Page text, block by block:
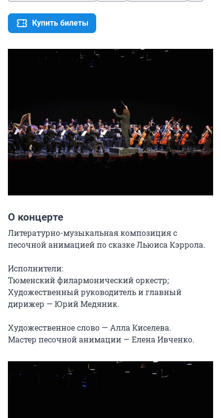
Купить билеты
О концерте
Литературно-музыкальная композиция с
песочной анимацией по сказке Льюиса Кэррола.
Исполнители:
Тюменский филармонический оркестр;
Художественный руководитель и главный
дирижер — Юрий Медяник.
Художественное слово — Алла Киселева.
Мастер песочной анимации — Елена Ивченко.